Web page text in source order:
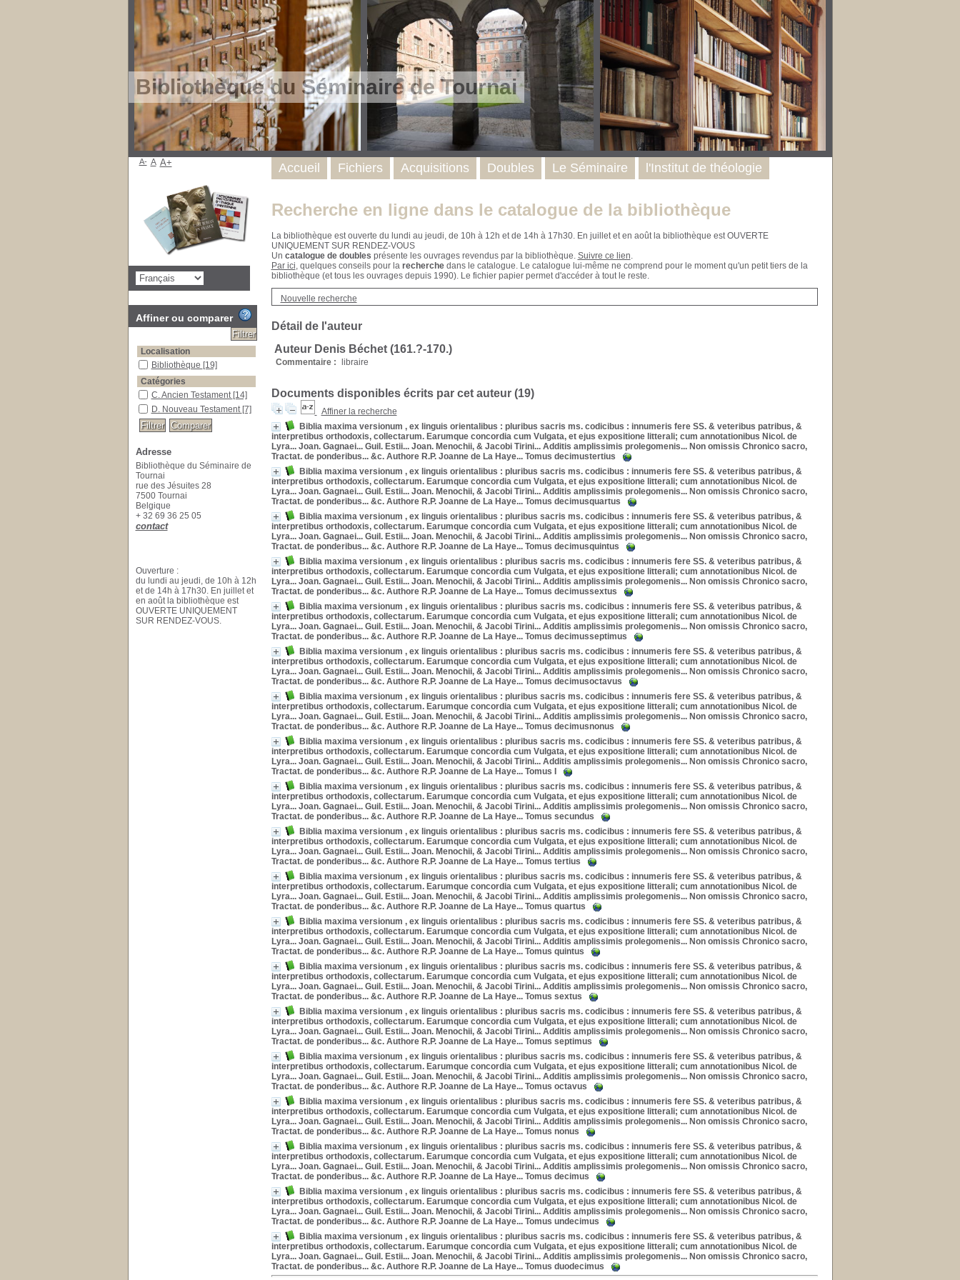
Bibliothèque du Séminaire de Tournai
Recherche en ligne dans le catalogue de la bibliothèque
La bibliothèque est ouverte du lundi au jeudi, de 10h à 12h et de 14h à 17h30. En juillet et en août la bibliothèque est OUVERTE
UNIQUEMENT SUR RENDEZ-VOUS
Un catalogue de doubles présente les ouvrages revendus par la bibliothèque. Suivre ce lien.
Par ici, quelques conseils pour la recherchedans le catalogue. Le catalogue lui-même ne comprend pour le moment qu'un petit tiers de la
bibliothèque (et tous les ouvrages depuis 1990). Le fichier papier permet d'accéder à tout le reste.
Nouvelle recherche
Détail de l'auteur
Auteur Denis Béchet (161.?-170.)
Commentaire : libraire
Documents disponibles écrits par cet auteur (19)
Affiner la recherche
Biblia maxima versionum , ex linguis orientalibus : pluribus sacris ms. codicibus : innumeris fere SS. & veteribus patribus, &
interpretibus orthodoxis, collectarum. Earumque concordia cum Vulgata, et ejus expositione litterali; cum annotationibus Nicol. de
Lyra... Joan. Gagnaei... Guil. Estii... Joan. Menochii, & Jacobi Tirini... Additis amplissimis prolegomenis... Non omissis Chronico sacro,
Tractat. de ponderibus... &c. Authore R.P. Joanne de La Haye... Tomus decimustertius
Biblia maxima versionum , ex linguis orientalibus : pluribus sacris ms. codicibus : innumeris fere SS. & veteribus patribus, &
interpretibus orthodoxis, collectarum. Earumque concordia cum Vulgata, et ejus expositione litterali; cum annotationibus Nicol. de
Lyra... Joan. Gagnaei... Guil. Estii... Joan. Menochii, & Jacobi Tirini... Additis amplissimis prolegomenis... Non omissis Chronico sacro,
Tractat. de ponderibus... &c. Authore R.P. Joanne de La Haye... Tomus decimusquartus
Biblia maxima versionum , ex linguis orientalibus : pluribus sacris ms. codicibus : innumeris fere SS. & veteribus patribus, &
interpretibus orthodoxis, collectarum. Earumque concordia cum Vulgata, et ejus expositione litterali; cum annotationibus Nicol. de
Lyra... Joan. Gagnaei... Guil. Estii... Joan. Menochii, & Jacobi Tirini... Additis amplissimis prolegomenis... Non omissis Chronico sacro,
Tractat. de ponderibus... &c. Authore R.P. Joanne de La Haye... Tomus decimusquintus
Biblia maxima versionum , ex linguis orientalibus : pluribus sacris ms. codicibus : innumeris fere SS. & veteribus patribus, &
interpretibus orthodoxis, collectarum. Earumque concordia cum Vulgata, et ejus expositione litterali; cum annotationibus Nicol. de
Lyra... Joan. Gagnaei... Guil. Estii... Joan. Menochii, & Jacobi Tirini... Additis amplissimis prolegomenis... Non omissis Chronico sacro,
Tractat. de ponderibus... &c. Authore R.P. Joanne de La Haye... Tomus decimussextus
Biblia maxima versionum , ex linguis orientalibus : pluribus sacris ms. codicibus : innumeris fere SS. & veteribus patribus, &
interpretibus orthodoxis, collectarum. Earumque concordia cum Vulgata, et ejus expositione litterali; cum annotationibus Nicol. de
Lyra... Joan. Gagnaei... Guil. Estii... Joan. Menochii, & Jacobi Tirini... Additis amplissimis prolegomenis... Non omissis Chronico sacro,
Tractat. de ponderibus... &c. Authore R.P. Joanne de La Haye... Tomus decimusseptimus
Biblia maxima versionum , ex linguis orientalibus : pluribus sacris ms. codicibus : innumeris fere SS. & veteribus patribus, &
interpretibus orthodoxis, collectarum. Earumque concordia cum Vulgata, et ejus expositione litterali; cum annotationibus Nicol. de
Lyra... Joan. Gagnaei... Guil. Estii... Joan. Menochii, & Jacobi Tirini... Additis amplissimis prolegomenis... Non omissis Chronico sacro,
Tractat. de ponderibus... &c. Authore R.P. Joanne de La Haye... Tomus decimusoctavus
Biblia maxima versionum , ex linguis orientalibus : pluribus sacris ms. codicibus : innumeris fere SS. & veteribus patribus, &
interpretibus orthodoxis, collectarum. Earumque concordia cum Vulgata, et ejus expositione litterali; cum annotationibus Nicol. de
Lyra... Joan. Gagnaei... Guil. Estii... Joan. Menochii, & Jacobi Tirini... Additis amplissimis prolegomenis... Non omissis Chronico sacro,
Tractat. de ponderibus... &c. Authore R.P. Joanne de La Haye... Tomus decimusnonus
Biblia maxima versionum , ex linguis orientalibus : pluribus sacris ms. codicibus : innumeris fere SS. & veteribus patribus, &
interpretibus orthodoxis, collectarum. Earumque concordia cum Vulgata, et ejus expositione litterali; cum annotationibus Nicol. de
Lyra... Joan. Gagnaei... Guil. Estii... Joan. Menochii, & Jacobi Tirini... Additis amplissimis prolegomenis... Non omissis Chronico sacro,
Tractat. de ponderibus... &c. Authore R.P. Joanne de La Haye... Tomus I
Biblia maxima versionum , ex linguis orientalibus : pluribus sacris ms. codicibus : innumeris fere SS. & veteribus patribus, &
interpretibus orthodoxis, collectarum. Earumque concordia cum Vulgata, et ejus expositione litterali; cum annotationibus Nicol. de
Lyra... Joan. Gagnaei... Guil. Estii... Joan. Menochii, & Jacobi Tirini... Additis amplissimis prolegomenis... Non omissis Chronico sacro,
Tractat. de ponderibus... &c. Authore R.P. Joanne de La Haye... Tomus secundus
Biblia maxima versionum , ex linguis orientalibus : pluribus sacris ms. codicibus : innumeris fere SS. & veteribus patribus, &
interpretibus orthodoxis, collectarum. Earumque concordia cum Vulgata, et ejus expositione litterali; cum annotationibus Nicol. de
Lyra... Joan. Gagnaei... Guil. Estii... Joan. Menochii, & Jacobi Tirini... Additis amplissimis prolegomenis... Non omissis Chronico sacro,
Tractat. de ponderibus... &c. Authore R.P. Joanne de La Haye... Tomus tertius
Biblia maxima versionum , ex linguis orientalibus : pluribus sacris ms. codicibus : innumeris fere SS. & veteribus patribus, &
interpretibus orthodoxis, collectarum. Earumque concordia cum Vulgata, et ejus expositione litterali; cum annotationibus Nicol. de
Lyra... Joan. Gagnaei... Guil. Estii... Joan. Menochii, & Jacobi Tirini... Additis amplissimis prolegomenis... Non omissis Chronico sacro,
Tractat. de ponderibus... &c. Authore R.P. Joanne de La Haye... Tomus quartus
Biblia maxima versionum , ex linguis orientalibus : pluribus sacris ms. codicibus : innumeris fere SS. & veteribus patribus, &
interpretibus orthodoxis, collectarum. Earumque concordia cum Vulgata, et ejus expositione litterali; cum annotationibus Nicol. de
Lyra... Joan. Gagnaei... Guil. Estii... Joan. Menochii, & Jacobi Tirini... Additis amplissimis prolegomenis... Non omissis Chronico sacro,
Tractat. de ponderibus... &c. Authore R.P. Joanne de La Haye... Tomus quintus
Biblia maxima versionum , ex linguis orientalibus : pluribus sacris ms. codicibus : innumeris fere SS. & veteribus patribus, &
interpretibus orthodoxis, collectarum. Earumque concordia cum Vulgata, et ejus expositione litterali; cum annotationibus Nicol. de
Lyra... Joan. Gagnaei... Guil. Estii... Joan. Menochii, & Jacobi Tirini... Additis amplissimis prolegomenis... Non omissis Chronico sacro,
Tractat. de ponderibus... &c. Authore R.P. Joanne de La Haye... Tomus sextus
Biblia maxima versionum , ex linguis orientalibus : pluribus sacris ms. codicibus : innumeris fere SS. & veteribus patribus, &
interpretibus orthodoxis, collectarum. Earumque concordia cum Vulgata, et ejus expositione litterali; cum annotationibus Nicol. de
Lyra... Joan. Gagnaei... Guil. Estii... Joan. Menochii, & Jacobi Tirini... Additis amplissimis prolegomenis... Non omissis Chronico sacro,
Tractat. de ponderibus... &c. Authore R.P. Joanne de La Haye... Tomus septimus
Biblia maxima versionum , ex linguis orientalibus : pluribus sacris ms. codicibus : innumeris fere SS. & veteribus patribus, &
interpretibus orthodoxis, collectarum. Earumque concordia cum Vulgata, et ejus expositione litterali; cum annotationibus Nicol. de
Lyra... Joan. Gagnaei... Guil. Estii... Joan. Menochii, & Jacobi Tirini... Additis amplissimis prolegomenis... Non omissis Chronico sacro,
Tractat. de ponderibus... &c. Authore R.P. Joanne de La Haye... Tomus octavus
Biblia maxima versionum , ex linguis orientalibus : pluribus sacris ms. codicibus : innumeris fere SS. & veteribus patribus, &
interpretibus orthodoxis, collectarum. Earumque concordia cum Vulgata, et ejus expositione litterali; cum annotationibus Nicol. de
Lyra... Joan. Gagnaei... Guil. Estii... Joan. Menochii, & Jacobi Tirini... Additis amplissimis prolegomenis... Non omissis Chronico sacro,
Tractat. de ponderibus... &c. Authore R.P. Joanne de La Haye... Tomus nonus
Biblia maxima versionum , ex linguis orientalibus : pluribus sacris ms. codicibus : innumeris fere SS. & veteribus patribus, &
interpretibus orthodoxis, collectarum. Earumque concordia cum Vulgata, et ejus expositione litterali; cum annotationibus Nicol. de
Lyra... Joan. Gagnaei... Guil. Estii... Joan. Menochii, & Jacobi Tirini... Additis amplissimis prolegomenis... Non omissis Chronico sacro,
Tractat. de ponderibus... &c. Authore R.P. Joanne de La Haye... Tomus decimus
Biblia maxima versionum , ex linguis orientalibus : pluribus sacris ms. codicibus : innumeris fere SS. & veteribus patribus, &
interpretibus orthodoxis, collectarum. Earumque concordia cum Vulgata, et ejus expositione litterali; cum annotationibus Nicol. de
Lyra... Joan. Gagnaei... Guil. Estii... Joan. Menochii, & Jacobi Tirini... Additis amplissimis prolegomenis... Non omissis Chronico sacro,
Tractat. de ponderibus... &c. Authore R.P. Joanne de La Haye... Tomus undecimus
Biblia maxima versionum , ex linguis orientalibus : pluribus sacris ms. codicibus : innumeris fere SS. & veteribus patribus, &
interpretibus orthodoxis, collectarum. Earumque concordia cum Vulgata, et ejus expositione litterali; cum annotationibus Nicol. de
Lyra... Joan. Gagnaei... Guil. Estii... Joan. Menochii, & Jacobi Tirini... Additis amplissimis prolegomenis... Non omissis Chronico sacro,
Tractat. de ponderibus... &c. Authore R.P. Joanne de La Haye... Tomus duodecimus
Accueil Fichiers Acquisitions Doubles Le Séminaire l'Institut de théologie
A- A A+
Affiner ou comparer
Localisation
Bibliothèque [19]
Catégories
C. Ancien Testament [14]
D. Nouveau Testament [7]
Adresse
Bibliothèque du Séminaire de
Tournai
rue des Jésuites 28
7500 Tournai
Belgique
+ 32 69 36 25 05
contact
Ouverture :
du lundi au jeudi, de 10h à 12h
et de 14h à 17h30. En juillet et
en août la bibliothèque est
OUVERTE UNIQUEMENT
SUR RENDEZ-VOUS.